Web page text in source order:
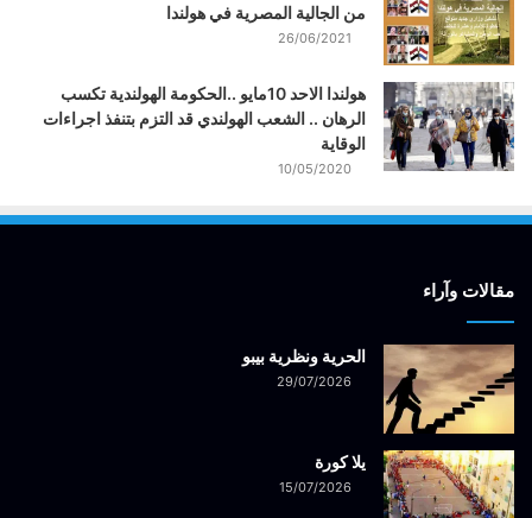
من الجالية المصرية في هولندا
26/06/2021
هولندا الاحد 10مايو ..الحكومة الهولندية تكسب
الرهان .. الشعب الهولندي قد التزم بتنفذ اجراءات
الوقاية
10/05/2020
مقالات وآراء
الحرية ونظرية بيبو
29/07/2026
يلا كورة
15/07/2026